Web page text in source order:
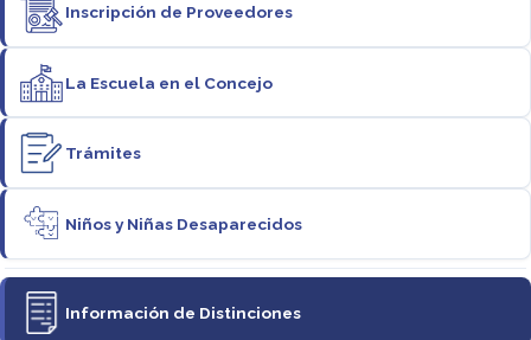
Inscripción de Proveedores
La Escuela en el Concejo
Trámites
Niños y Niñas Desaparecidos
Información de Distinciones